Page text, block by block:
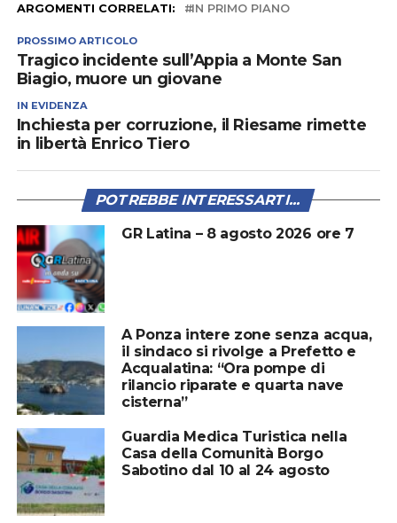
ARGOMENTI CORRELATI: IN PRIMO PIANO
PROSSIMO ARTICOLO
Tragico incidente sull’Appia a Monte San
Biagio, muore un giovane
IN EVIDENZA
Inchiesta per corruzione, il Riesame rimette
in libertà Enrico Tiero
POTREBBE INTERESSARTI...
GR Latina – 8 agosto 2026 ore 7
A Ponza intere zone senza acqua,
il sindaco si rivolge a Prefetto e
Acqualatina: “Ora pompe di
rilancio riparate e quarta nave
cisterna”
Guardia Medica Turistica nella
Casa della Comunità Borgo
Sabotino dal 10 al 24 agosto